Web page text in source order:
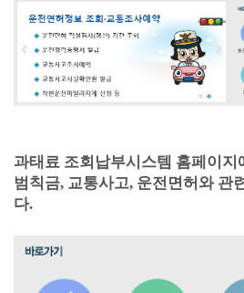
과태료 조회납부시스템 홈페이지
범칙금, 교통사고, 운전면허와 관
다.